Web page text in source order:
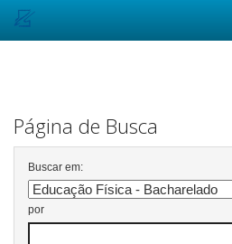
Página de Busca
Buscar em:
por